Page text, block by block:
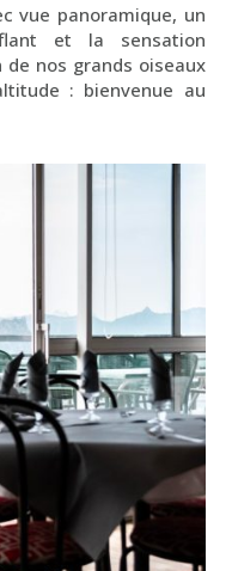
vue panoramique, un
et la sensation
de nos grands oiseaux
: bienvenue au